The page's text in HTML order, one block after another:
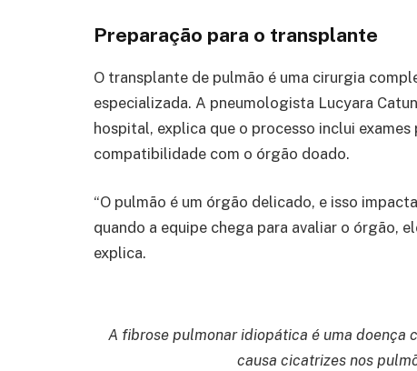
Preparação para o transplante
O transplante de pulmão é uma cirurgia
especializada. A pneumologista Lucyara
hospital, explica que o processo inclui
compatibilidade com o órgão doado.
“O pulmão é um órgão delicado, e isso
quando a equipe chega para avaliar o órgão,
explica.
A fibrose pulmonar idiopática é uma doença
causa cicatrizes nos